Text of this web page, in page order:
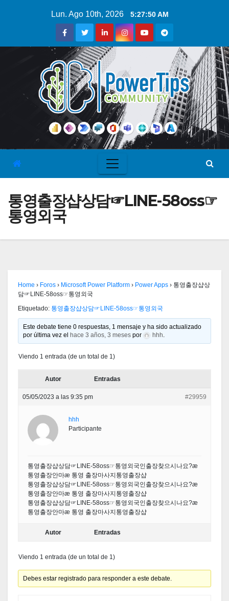
Lun. Ago 10th, 2026 5:27:51 AM
통영출장샵상담☞LINE-58oss☞
통영외국
Home › Foros › Microsoft Power Platform › Power Apps › 통영출장샵상
담☞LINE-58oss☞통영외국
Etiquetado: 통영출장샵상담☞LINE-58oss☞통영외국
Este debate tiene 0 respuestas, 1 mensaje y ha sido actualizado
por última vez el
hace 3 años, 3 meses por hhh.
Viendo 1 entrada (de un total de 1)
Autor Entradas
05/05/2023 a las 9:35 pm #29959
hhh
Participante
통영출장샵상담☞LINE-58oss☞통영외국인출장찾으시나요?æ
통영출장안마æ 통영 출장마사지통영출장샵
통영출장샵상담☞LINE-58oss☞통영외국인출장찾으시나요?æ
통영출장안마æ 통영 출장마사지통영출장샵
통영출장샵상담☞LINE-58oss☞통영외국인출장찾으시나요?æ
통영출장안마æ 통영 출장마사지통영출장샵
Autor Entradas
Viendo 1 entrada (de un total de 1)
Debes estar registrado para responder a este debate.